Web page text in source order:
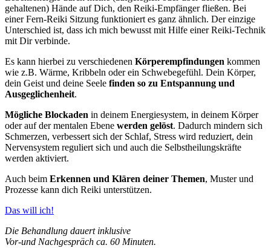
gehaltenen) Hände auf Dich, den Reiki-Empfänger fließen. Bei
einer Fern-Reiki Sitzung funktioniert es ganz ähnlich. Der einzige
Unterschied ist, dass ich mich bewusst mit Hilfe einer Reiki-Technik
mit Dir verbinde.
Es kann hierbei zu verschiedenen Körperempfindungen kommen
wie z.B. Wärme, Kribbeln oder ein Schwebegefühl. Dein Körper,
dein Geist und deine Seele finden so zu Entspannung und
Ausgeglichenheit.
Mögliche Blockaden in deinem Energiesystem, in deinem Körper
oder auf der mentalen Ebene werden gelöst. Dadurch mindern sich
Schmerzen, verbessert sich der Schlaf, Stress wird reduziert, dein
Nervensystem reguliert sich und auch die Selbstheilungskräfte
werden aktiviert.
Auch beim Erkennen und Klären deiner Themen, Muster und
Prozesse kann dich Reiki unterstützen.
Das will ich!
Die Behandlung dauert inklusive
Vor-und Nachgespräch ca. 60 Minuten.